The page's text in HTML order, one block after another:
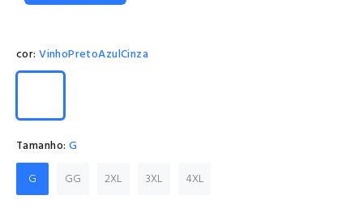
cor:VinhoPretoAzulCinza
Tamanho: G
G
GG 2XL 3XL 4XL